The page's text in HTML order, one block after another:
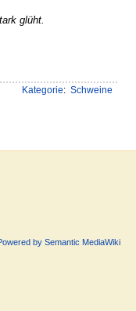
glüht.
Kategorie: Schweine